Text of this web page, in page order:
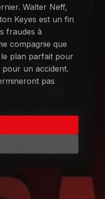
Walter Neff,
Keyes est un fin
fraudes à
compagnie que
plan parfait pour
un accident.
pas